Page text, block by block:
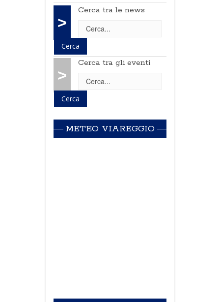
>
Cerca tra le news
>
Cerca tra gli eventi
METEO VIAREGGIO